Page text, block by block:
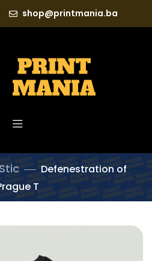
shop@printmania.ba
Defenestration of
T